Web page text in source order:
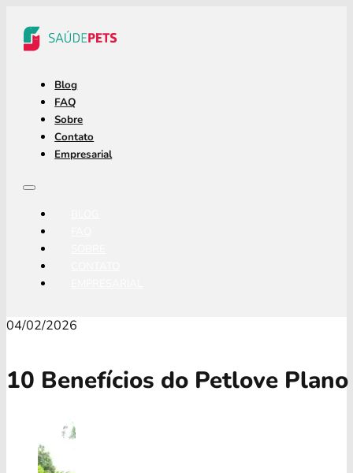
Blog
FAQ
Sobre
Contato
Empresarial
04/02/2026
10 Benefícios do Petlove